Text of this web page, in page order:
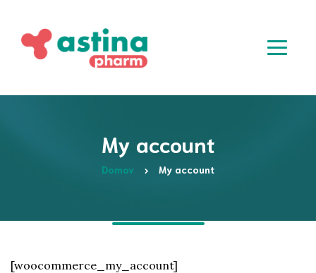
My account
Domov My account
[woocommerce_my_account]